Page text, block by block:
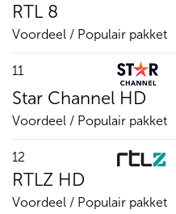
RTL 8
Voordeel / Populair pakket
11
Star Channel HD
Voordeel / Populair pakket
12
RTLZ HD
Voordeel / Populair pakket